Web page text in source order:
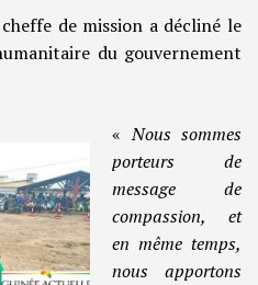
de mission a décliné le
du gouvernement
«Nous sommes
porteurs de
message de
compassion, et
en même temps,
nous apportons